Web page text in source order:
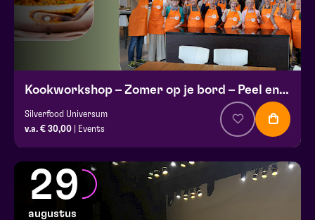
Kookworkshop – Zomer op je bord – Peel en Maas
Silverfood Universum
v.a. € 30,00 | Events
29
augustus